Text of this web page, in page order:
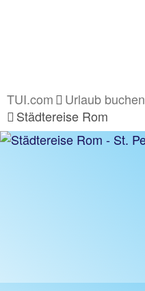
TUI.com Urlaub buchen
Städtereise Rom